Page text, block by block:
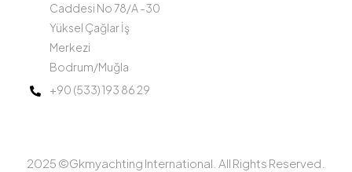
Caddesi No 78/A -30
Yüksel Çağlar İş
Merkezi
Bodrum/Muğla
+90 (533) 193 86 29
2025 ©Gkmyachting International. All Rights Reserved.